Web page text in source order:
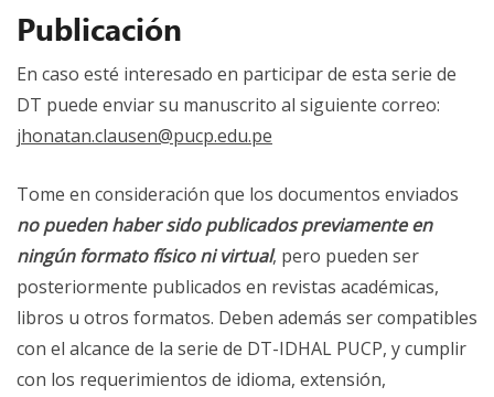
Publicación
En caso esté interesado en participar de esta serie de
DT puede enviar su manuscrito al siguiente correo:
jhonatan.clausen@pucp.edu.pe
Tome en consideración que los documentos enviados
no pueden haber sido publicados previamente en
ningún formato físico ni virtual, pero pueden ser
posteriormente publicados en revistas académicas,
libros u otros formatos. Deben además ser compatibles
con el alcance de la serie de DT-IDHAL PUCP, y cumplir
con los requerimientos de idioma, extensión,